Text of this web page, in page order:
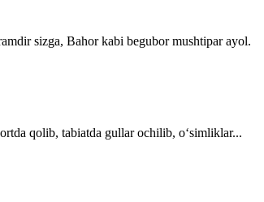
sizga, Bahor kabi begubor mushtipar ayol.
qolib, tabiatda gullar ochilib, o‘simliklar...